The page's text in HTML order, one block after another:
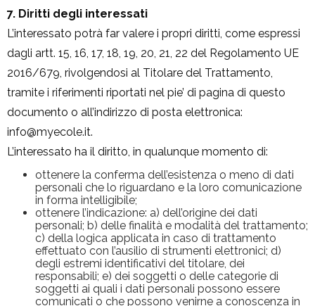
7. Diritti degli interessati
L’interessato potrà far valere i propri diritti, come espressi
dagli artt. 15, 16, 17, 18, 19, 20, 21, 22 del Regolamento UE
2016/679, rivolgendosi al Titolare del Trattamento,
tramite i riferimenti riportati nel pie’ di pagina di questo
documento o all’indirizzo di posta elettronica:
info@myecole.it.
L’interessato ha il diritto, in qualunque momento di:
ottenere la conferma dell’esistenza o meno di dati
personali che lo riguardano e la loro comunicazione
in forma intelligibile;
ottenere l’indicazione: a) dell’origine dei dati
personali; b) delle finalità e modalità del trattamento;
c) della logica applicata in caso di trattamento
effettuato con l’ausilio di strumenti elettronici; d)
degli estremi identificativi del titolare, dei
responsabili; e) dei soggetti o delle categorie di
soggetti ai quali i dati personali possono essere
comunicati o che possono venirne a conoscenza in